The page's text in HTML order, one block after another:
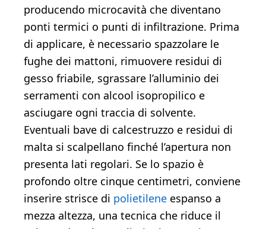
producendo microcavità che diventano
ponti termici o punti di infiltrazione. Prima
di applicare, è necessario spazzolare le
fughe dei mattoni, rimuovere residui di
gesso friabile, sgrassare l’alluminio dei
serramenti con alcool isopropilico e
asciugare ogni traccia di solvente.
Eventuali bave di calcestruzzo e residui di
malta si scalpellano finché l’apertura non
presenta lati regolari. Se lo spazio è
profondo oltre cinque centimetri, conviene
inserire strisce di polietilene espanso a
mezza altezza, una tecnica che riduce il